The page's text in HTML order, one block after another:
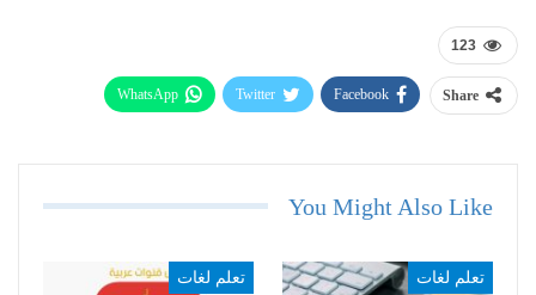
123
Share
Facebook
Twitter
WhatsApp
You Might Also Like
تعلم لغات تعلم لغات